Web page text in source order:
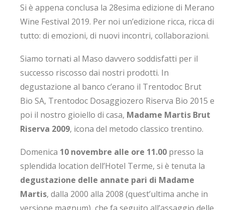
Si è appena conclusa la 28esima edizione di Merano
Wine Festival 2019. Per noi un’edizione ricca, ricca di
tutto: di emozioni, di nuovi incontri, collaborazioni.
Siamo tornati al Maso davvero soddisfatti per il
successo riscosso dai nostri prodotti. In
degustazione al banco c’erano il Trentodoc Brut
Bio SA, Trentodoc Dosaggiozero Riserva Bio 2015 e
poi il nostro gioiello di casa, Madame Martis Brut
Riserva 2009, icona del metodo classico trentino.
Domenica 10 novembre alle ore 11.00 presso la
splendida location dell’Hotel Terme, si è tenuta la
degustazione delle annate pari di Madame
Martis, dalla 2000 alla 2008 (quest’ultima anche in